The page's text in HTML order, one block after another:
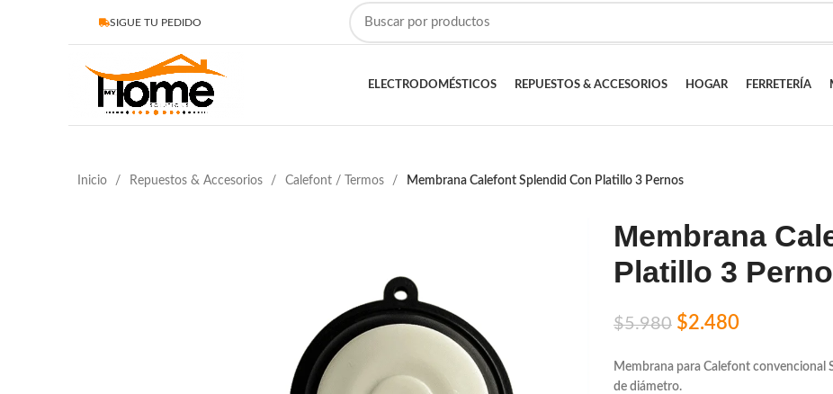
SIGUE TU PEDIDO
ELECTRODOMÉSTICOS REPUESTOS & ACCESORIOS HOGAR FERRETERÍA
Inicio Repuestos & Accesorios Calefont / Termos Membrana Calefont Splendid Con Platillo 3 Pernos
Membrana
Platillo 3
$5.980 $2.480
Membrana para Calefont convencional
de diámetro.